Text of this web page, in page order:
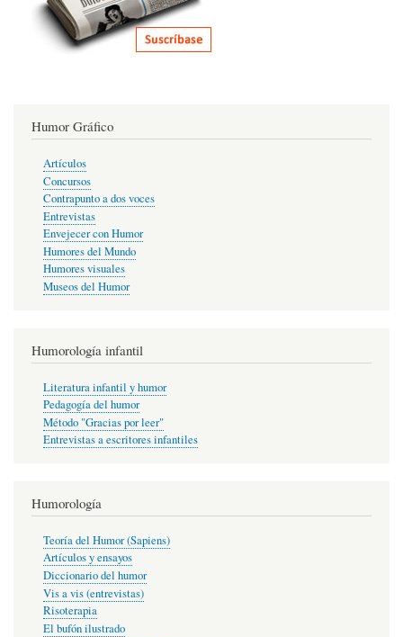
Humor Gráfico
Artículos
Concursos
Contrapunto a dos voces
Entrevistas
Envejecer con Humor
Humores del Mundo
Humores visuales
Museos del Humor
Humorología infantil
Literatura infantil y humor
Pedagogía del humor
Método "Gracias por leer"
Entrevistas a escritores infantiles
Humorología
Teoría del Humor (Sapiens)
Artículos y ensayos
Diccionario del humor
Vis a vis (entrevistas)
Risoterapia
El bufón ilustrado